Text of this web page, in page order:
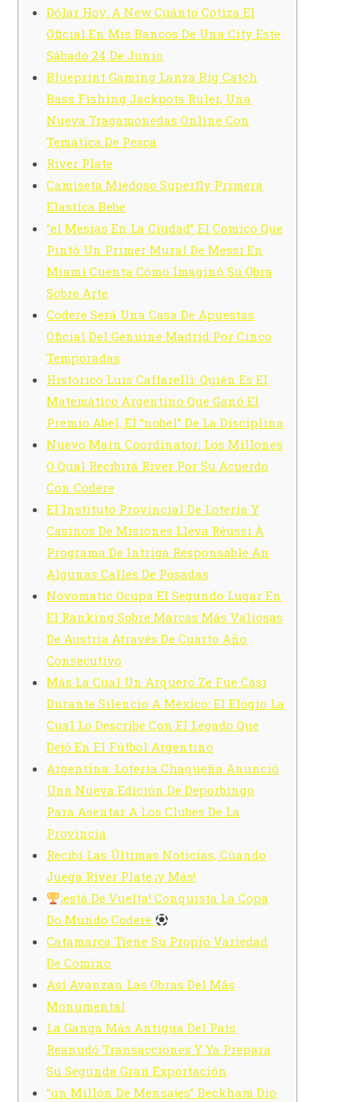
Dólar Hoy: A New Cuánto Cotiza El
Oficial En Mis Bancos De Una City Este
Sábado 24 De Junio
Blueprint Gaming Lanza Big Catch
Bass Fishing Jackpots Ruler, Una
Nueva Tragamonedas Online Con
Temática De Pesca
River Plate
Camiseta Miedoso Superfly Primera
Elastica Bebe
“el Mesías En La Ciudad” El Comico Que
Pintó Un Primer Mural De Messi En
Miami Cuenta Cómo Imaginó Su Obra
Sobre Arte
Codere Será Una Casa De Apuestas
Oficial Del Genuine Madrid Por Cinco
Temporadas
Histórico Luis Caffarelli: Quién Es El
Matemático Argentino Que Ganó El
Premio Abel, El “nobel” De La Disciplina
Nuevo Main Coordinator: Los Millones
O Qual Recibirá River Por Su Acuerdo
Con Codere
El Instituto Provincial De Lotería Y
Casinos De Misiones Lleva Réussi À
Programa De Intriga Responsable An
Algunas Calles De Posadas
Novomatic Ocupa El Segundo Lugar En
El Ranking Sobre Marcas Más Valiosas
De Austria Através De Cuarto Año
Consecutivo
Más La Cual Un Arquero Ze Fue Casi
Durante Silencio A México: El Elogio La
Cual Lo Describe Con El Legado Que
Dejó En El Fútbol Argentino
Argentina: Lotería Chaqueña Anunció
Una Nueva Edición De Deporbingo
Para Asentar A Los Clubes De La
Provincia
Recibí Las Últimas Noticias, Cúando
Juega River Plate ¡y Más!
¡está De Vuelta! Conquista La Copa
Do Mundo Codere
Catamarca Tiene Su Propio Variedad
De Comino
Así Avanzan Las Obras Del Mâs
Monumental
La Ganga Más Antigua Del País
Reanudó Transacciones Y Ya Prepara
Su Segunda Gran Exportación
“un Millón De Mensajes” Beckham Dio